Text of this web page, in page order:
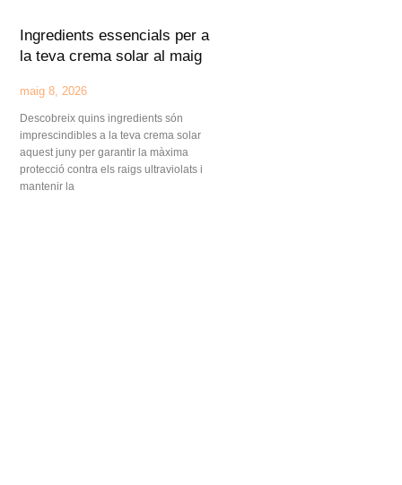
Ingredients essencials per a
la teva crema solar al maig
maig 8, 2026
Descobreix quins ingredients són
imprescindibles a la teva crema solar
aquest juny per garantir la màxima
protecció contra els raigs ultraviolats i
mantenir la